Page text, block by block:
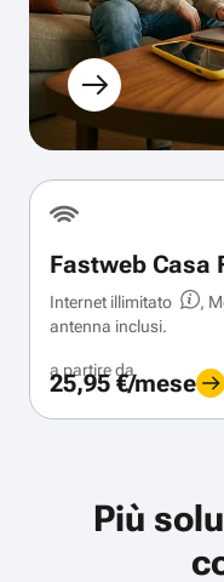
Fastweb Casa
Internet illimitato
,
antenna inclusi.
a partire da
25,95 €/mese
Più